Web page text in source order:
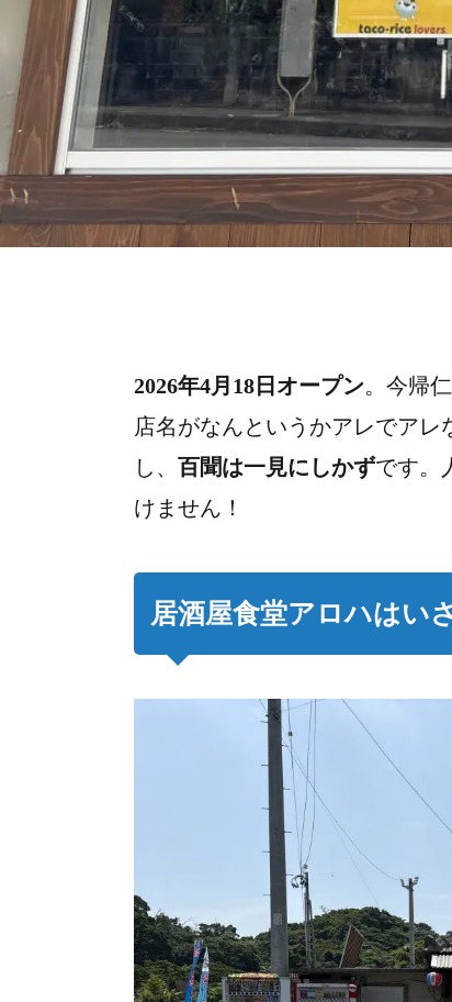
2026年4月18日オープン。今帰
店名がなんというかアレでアレ
し、 百聞は一見にしかずです。
けません！
居酒屋食堂アロハはい